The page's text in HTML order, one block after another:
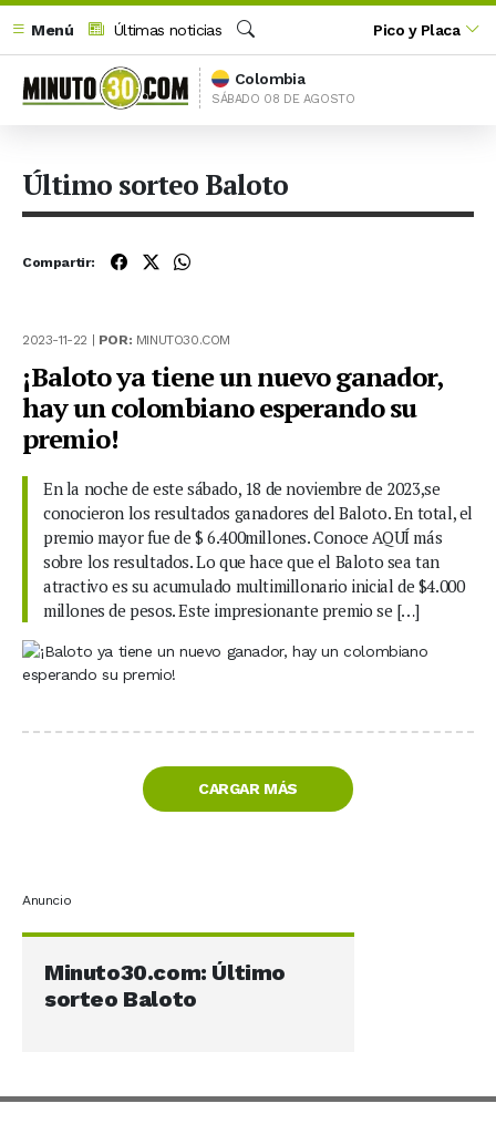
Menú
Últimas noticias
Buscar
Pico y Placa
Colombia
SÁBADO 08 DE AGOSTO
Último sorteo Baloto
Compartir:
2023-11-22 | POR: MINUTO30.COM
¡Baloto ya tiene un nuevo ganador,
hay un colombiano esperando su
premio!
En la noche de este sábado, 18 de noviembre de 2023,se
conocieron los resultados ganadores del Baloto. En total, el
premio mayor fue de $ 6.400millones. Conoce AQUÍ más
sobre los resultados. Lo que hace que el Baloto sea tan
atractivo es su acumulado multimillonario inicial de $4.000
millones de pesos. Este impresionante premio se […]
CARGAR MÁS
Anuncio
Minuto30.com: Último
sorteo Baloto